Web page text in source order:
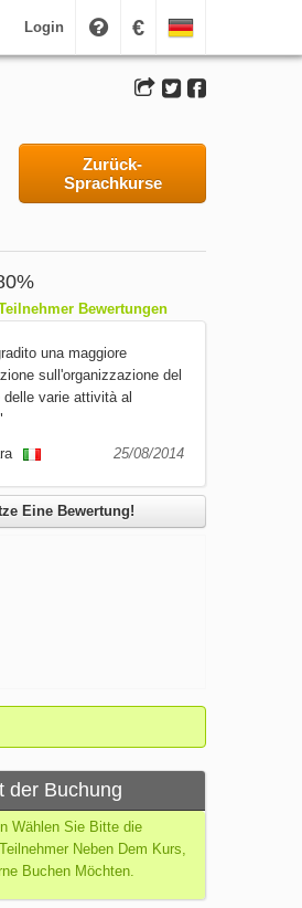
Login €
Zurück-
Sprachkurse
Bewertungen
una maggiore
sull'organizzazione del
delle varie attività al
25/08/2014
Eine Bewertung!
der Buchung
Wählen Sie Bitte die
Neben Dem Kurs,
Buchen Möchten.